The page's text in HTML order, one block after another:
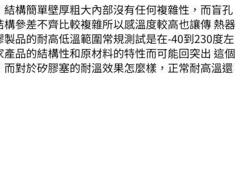
構簡單壁厚粗大內部沒有任何複雜性，而盲孔
參差不齊比較複雜所以感溫度較高也讓傳 熱器
品的耐高低溫範圍常規測試是在-40到230度左
品的結構性和原材料的特性而可能回突出 這個
對於矽膠塞的耐溫效果怎麼樣，正常耐高溫還